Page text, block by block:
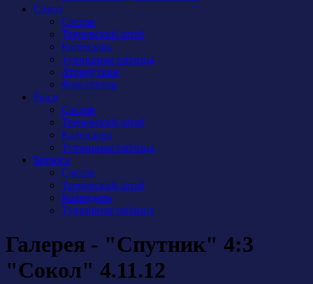
Сокол
Состав
Тренерский штаб
Календарь
Турнирная таблица
Атрибутика
Фан-сектор
Рыси
Состав
Тренерский штаб
Календарь
Турнирная таблица
Бирюса
Состав
Тренерский штаб
Календарь
Турнирная таблица
Галерея - "Спутник" 4:3
"Сокол" 4.11.12